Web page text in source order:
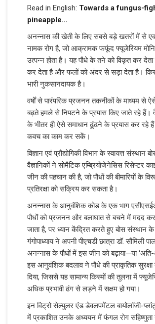
Read in English: Towards a fungus-
pineapple…
अनन्नास की खेती के लिए सबसे बड़े खतरों में से
नामक रोग है, जो आक्रामक फफूंद फ्यूजेरियम
उत्‍पन्‍न होता है। यह पौधे के तने को विकृत कर देता
कर देता है और फलों को अंदर से सड़ा देता है।
भारी नुकसानदायक है।
वर्षों से पारंपरिक प्रजनन तकनीकों के माध्‍यम से
बढ़ते हमले से निपटने के प्रयास किए जाते रहे हैं।
के भीतर ही ऐसे समाधान ढूंढने के प्रयास कर रहे हैं
कवच का काम कर सकें।
विज्ञान एवं प्रौद्योगिकी विभाग के स्वायत्त संस्थान
वैज्ञानिकों ने सोमैटिक एम्ब्रियोजेनेसिस रिसेप्टर
जीन की पहचान की है, जो पौधों की बीमारियों के
प्रतिरक्षा को सक्रिय कर सकता है।
अनन्नास के आनुवंशिक कोड के एक भाग
पौधों को प्रजनन और बलाघात से बचने में मदद
जाता है, पर ध्यान केंद्रित करते हुए बोस संस्थान के
गंगोपाध्याय ने अपनी पीएचडी छात्रा डॉ. सौमिली
अनन्नास के पौधों में इस जीन को बढ़ाया—या ‘अति-
इस आनुवंशिक बदलाव ने पौधे की प्राकृतिक
दिया, जिससे यह सामान्य किस्मों की तुलना में
अधिक प्रभावी ढंग से लड़ने में सक्षम हो गया।
इन विट्रो सेल्युलर एंड डेवलपमेंटल बायोलॉजी-
में प्रकाशित उनके अध्ययन में फंगल रोग